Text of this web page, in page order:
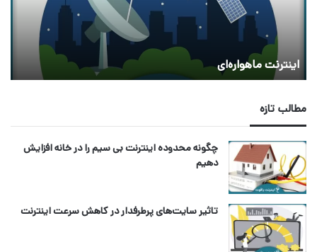
اینترنت ماهواره‌ای
مطالب تازه
چگونه محدوده اینترنت بی سیم را در خانه افزایش
دهیم
تاثیر سایت‌های پرطرفدار در کاهش سرعت اینترنت